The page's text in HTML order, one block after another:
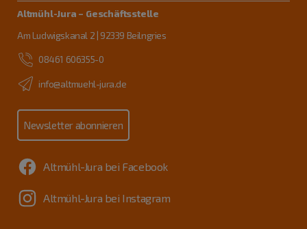
Altmühl-Jura – Geschäftsstelle
Am Ludwigskanal 2 | 92339 Beilngries
08461 606355-0
info@altmuehl-jura.de
Newsletter abonnieren
Altmühl-Jura bei Facebook
Altmühl-Jura bei Instagram